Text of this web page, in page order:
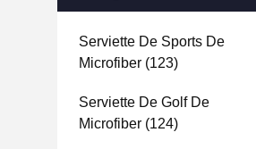
Serviette De Sports De
Microfiber (123)
Serviette De Golf De
Microfiber (124)